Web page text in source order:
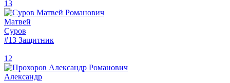
13
Матвей
Суров
#13 Защитник
12
Александр